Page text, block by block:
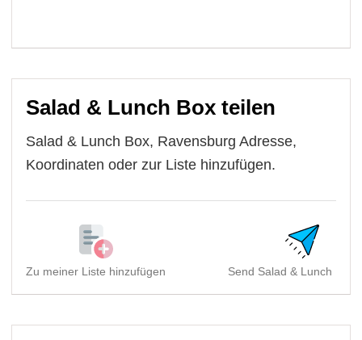
Salad & Lunch Box teilen
Salad & Lunch Box, Ravensburg Adresse,
Koordinaten oder zur Liste hinzufügen.
Zu meiner Liste hinzufügen Send Salad & Lunch Box,